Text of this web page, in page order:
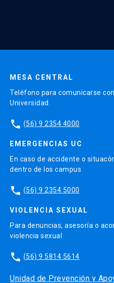
MESA CENTRAL
Teléfono para comunicarse
Universidad.
phone (56) 9 2354 4000
EMERGENCIAS UC
En caso de accidente o
dentro de los campus
phone (56) 9 2354 5000
VIOLENCIA SEXUAL
Para denuncias, asesoría o
violencia sexual
phone (56) 9 5814 5614
Unidad de Prevención y